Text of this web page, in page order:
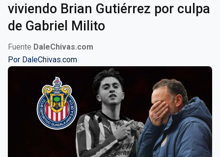
viviendo Brian Gutiérrez por culpa
de Gabriel Milito
Fuente DaleChivas.com
Por DaleChivas.com